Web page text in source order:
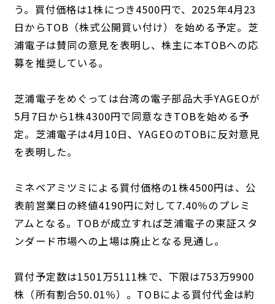
う。買付価格は1株につき4500円で、2025年4月23
日からTOB（株式公開買い付け）を始める予定。芝
浦電子は賛同の意見を表明し、株主に本TOBへの応
募を推奨している。
芝浦電子をめぐっては台湾の電子部品大手YAGEOが
5月7日から1株4300円で同意なきTOBを始める予
定。芝浦電子は4月10日、YAGEOのTOBに反対意見
を表明した。
ミネベアミツミによる買付価格の1株4500円は、公
表前営業日の終値4190円に対して7.40％のプレミ
アムとなる。TOBが成立すれば芝浦電子の東証スタ
ンダード市場への上場は廃止となる見通し。
買付予定数は1501万5111株で、下限は753万9900
株（所有割合50.01％）。TOBによる買付代金は約